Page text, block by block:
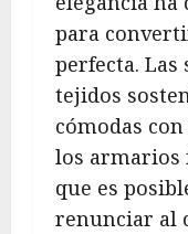
para
perfecta. Las
tejidos
cómodas
los armarios
que es
renunciar al